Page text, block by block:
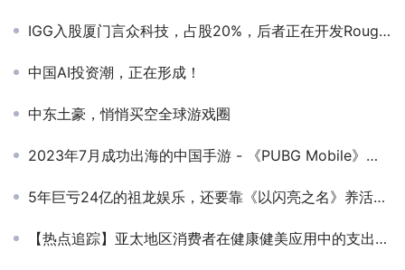
IGG入股厦门言众科技，占股20%，后者正在开发Rougelike游戏
中国AI投资潮，正在形成！
中东土豪，悄悄买空全球游戏圈
2023年7月成功出海的中国手游 - 《PUBG Mobile》登顶收入榜和下载榜，多款RPG新游收入增长突出
5年巨亏24亿的祖龙娱乐，还要靠《以闪亮之名》养活多久？
【热点追踪】亚太地区消费者在健康健美应用中的支出增加了 35% 以上